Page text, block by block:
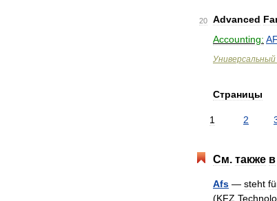
20 Advanced
Accounting:
Универсальный
Страницы
1 2
См. также в
Afs — steht
(KFZ